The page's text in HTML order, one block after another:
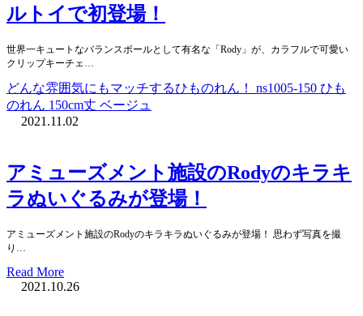
ルトイで初登場！
世界一キュートなバランスボールとして有名な「Rody」が、カラフルで可愛い
クリップキーチェ…
どんな雰囲気にもマッチするひものれん！ ns1005-150 ひも
のれん 150cm丈 ベージュ
2021.11.02
アミューズメント施設のRodyのキラキ
ラぬいぐるみが登場！
アミューズメント施設のRodyのキラキラぬいぐるみが登場！ 思わず写真を撮
り…
Read More
2021.10.26